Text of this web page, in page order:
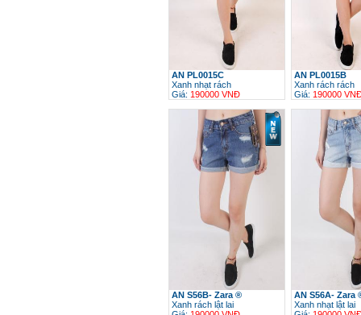
AN PL0015C
Xanh nhạt rách
Giá: 190000 VNĐ
AN PL0015B
Xanh rách rách
Giá: 190000
AN S56B- Zara ®
Xanh rách lật lai
AN S56A- Zara
Xanh nhạt lật lai